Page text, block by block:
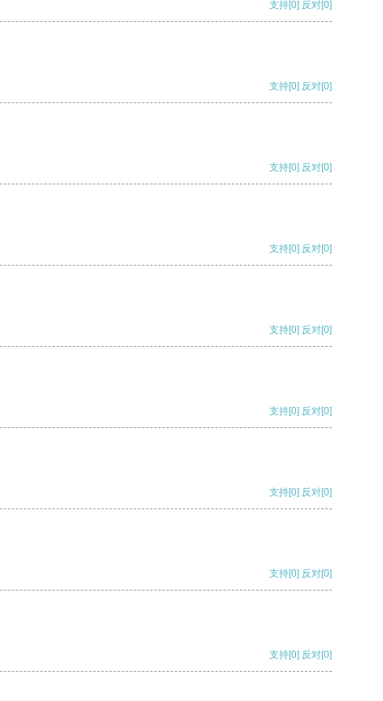
支持[0] 反对[0]
支持[0] 反对[0]
支持[0] 反对[0]
支持[0] 反对[0]
支持[0] 反对[0]
支持[0] 反对[0]
支持[0] 反对[0]
支持[0] 反对[0]
支持[0] 反对[0]